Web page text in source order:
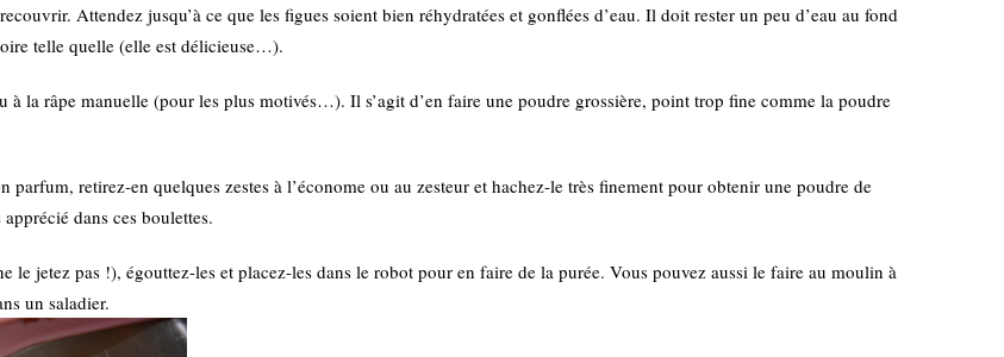
Attendez jusqu’à ce que les figues soient bien réhydratées et gonflées d’eau. Il doit rester un peu d’eau au fond
telle quelle (elle est délicieuse…).
à la râpe manuelle (pour les plus motivés…). Il s’agit d’en faire une poudre grossière, point trop fine comme la poudre
retirez-en quelques zestes à l’économe ou au zesteur et hachez-le très finement pour obtenir une poudre de
dans ces boulettes.
le jetez pas !), égouttez-les et placez-les dans le robot pour en faire de la purée. Vous pouvez aussi le faire au moulin à
un saladier.